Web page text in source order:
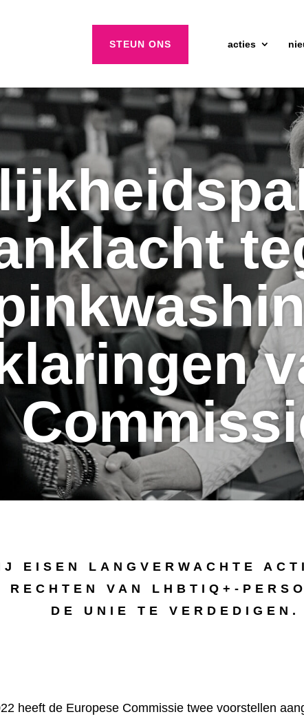
STEUN ONS acties
EISEN LANGVERWACHTE
RECHTEN VAN LHBTIQ+-
DE UNIE TE VERDEDIGEN.
heeft de Europese Commissie twee voorstellen